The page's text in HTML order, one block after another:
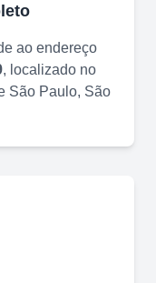
ao endereço
, localizado no
São Paulo, São